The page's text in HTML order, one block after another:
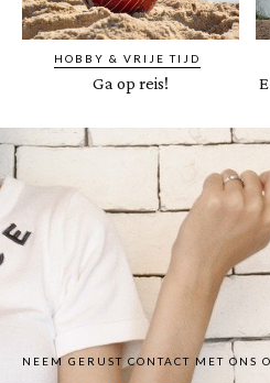
HOBBY & VRIJE TIJD
Ga op reis!
NEEM GERUST CONTACT MET ONS